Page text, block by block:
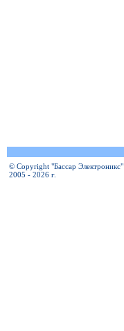
© Copyright "Бассар Электроникс"
2005 - 2026 г.